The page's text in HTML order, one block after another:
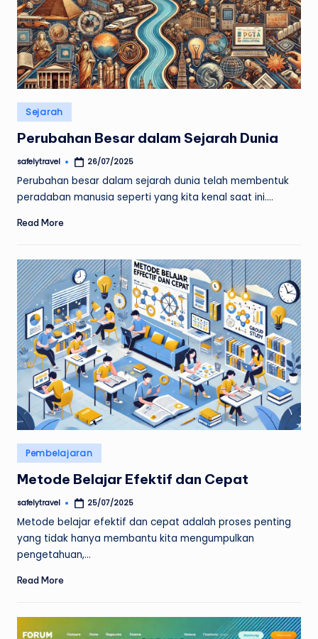
Posted
in
Sejarah
Perubahan Besar dalam Sejarah Dunia
Posted
safelytravel 26/07/2025
Perubahan besar dalam sejarah dunia telah membentuk
peradaban manusia seperti yang kita kenal saat ini.…
Read More
Posted
in
Pembelajaran
Metode Belajar Efektif dan Cepat
Posted
safelytravel 25/07/2025
Metode belajar efektif dan cepat adalah proses penting
yang tidak hanya membantu kita mengumpulkan
pengetahuan,…
Read More